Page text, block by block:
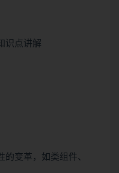
识点讲解
变革，如类组件、